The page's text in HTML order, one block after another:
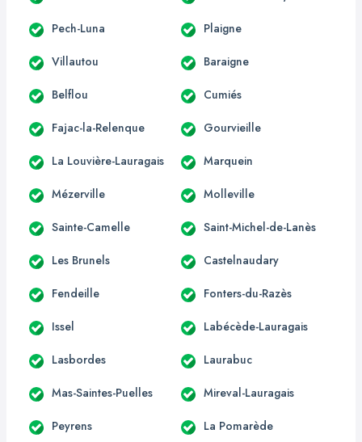
Pech-Luna Plaigne
Villautou Baraigne
Belflou Cumiés
Fajac-la-Relenque Gourvieille
La Louvière-Lauragais Marquein
Mézerville Molleville
Sainte-Camelle Saint-Michel-de-Lanès
Les Brunels Castelnaudary
Fendeille Fonters-du-Razès
Issel Labécède-Lauragais
Lasbordes Laurabuc
Mas-Saintes-Puelles Mireval-Lauragais
Peyrens La Pomarède